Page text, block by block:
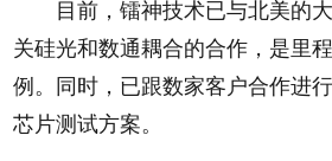
目前，镭神技术已与北美的大
关硅光和数通耦合的合作，是里
例。同时，已跟数家客户合作进
芯片测试方案。